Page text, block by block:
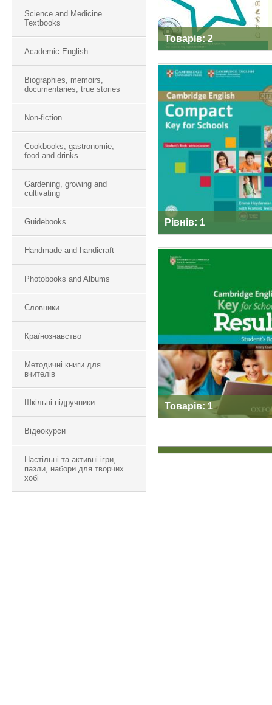
Science and Medicine
Textbooks
Academic English
Biographies, memoirs,
documentaries, true stories
Non-fiction
Cookbooks, gastronomie,
food and drinks
Gardening, growing and
cultivating
Guidebooks
Handmade and handicraft
Photobooks and Albums
Словники
Країнознавство
Методичні книги для
вчителів
Шкільні підручники
Відеокурси
Настільні та активні ігри,
пазли, набори для творчих
хобі
Товарів: 2
Рівнів: 1
COMPACT KEY
SCHOOLS
Товарів: 1
CAMBRIDGE
ENGLISH: KEY FOR
SCHOOLS RESULT